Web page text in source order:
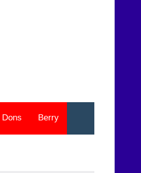
Dons Berry